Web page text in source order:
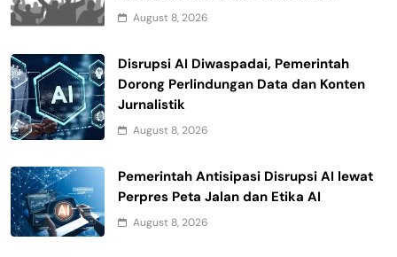
August 8, 2026
Disrupsi AI Diwaspadai, Pemerintah
Dorong Perlindungan Data dan Konten
Jurnalistik
August 8, 2026
Pemerintah Antisipasi Disrupsi AI lewat
Perpres Peta Jalan dan Etika AI
August 8, 2026